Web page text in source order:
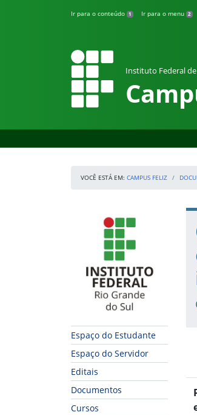
Ir para o conteúdo 1 Ir para o menu 2
Instituto Federal de
VOCÊ ESTÁ EM: CAMPUS FELIZ
Início da navegação
Espaço do Estudante
Espaço do Servidor
Editais
Documentos
Cursos